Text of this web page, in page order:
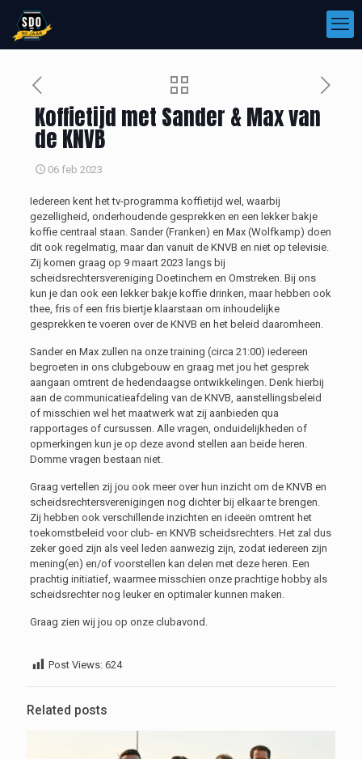
Koffietijd met Sander & Max van
de KNVB
06 feb 2023
Iedereen kent het tv-programma koffietijd wel, waarbij
gezelligheid, onderhoudende gesprekken en een lekker bakje
koffie centraal staan. Sander (Franken) en Max (Wolfkamp) doen
dit ook regelmatig, maar dan vanuit de KNVB en niet op televisie.
Zij komen graag op 9 maart 2023 langs bij
scheidsrechtersvereniging Doetinchem en Omstreken. Bij ons
kun je dan ook een lekker bakje koffie drinken, maar hebben ook
thee, fris of een fris biertje klaarstaan om inhoudelijke
gesprekken te voeren over de KNVB en het beleid daaromheen.
Sander en Max zullen na onze training (circa 21:00) iedereen
begroeten in ons clubgebouw en graag met jou het gesprek
aangaan omtrent de hedendaagse ontwikkelingen. Denk hierbij
aan de communicatieafdeling van de KNVB, aanstellingsbeleid
of misschien wel het maatwerk wat zij aanbieden qua
rapportages of cursussen. Alle vragen, onduidelijkheden of
opmerkingen kun je op deze avond stellen aan beide heren.
Domme vragen bestaan niet.
Graag vertellen zij jou ook meer over hun inzicht om de KNVB en
scheidsrechtersverenigingen nog dichter bij elkaar te brengen.
Zij hebben ook verschillende inzichten en ideeën omtrent het
toekomstbeleid voor club- en KNVB scheidsrechters. Het zal dus
zeker goed zijn als veel leden aanwezig zijn, zodat iedereen zijn
mening(en) en/of voorstellen kan delen met deze heren. Een
prachtig initiatief, waarmee misschien onze prachtige hobby als
scheidsrechter nog leuker en optimaler kunnen maken.
Graag zien wij jou op onze clubavond.
Post Views: 624
Related posts